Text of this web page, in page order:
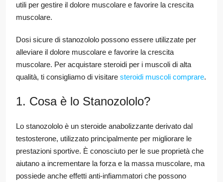
utili per gestire il dolore muscolare e favorire la crescita
muscolare.
Dosi sicure di stanozololo possono essere utilizzate per
alleviare il dolore muscolare e favorire la crescita
muscolare. Per acquistare steroidi per i muscoli di alta
qualità, ti consigliamo di visitare steroidi muscoli comprare.
1. Cosa è lo Stanozololo?
Lo stanozololo è un steroide anabolizzante derivato dal
testosterone, utilizzato principalmente per migliorare le
prestazioni sportive. È conosciuto per le sue proprietà che
aiutano a incrementare la forza e la massa muscolare, ma
possiede anche effetti anti-infiammatori che possono